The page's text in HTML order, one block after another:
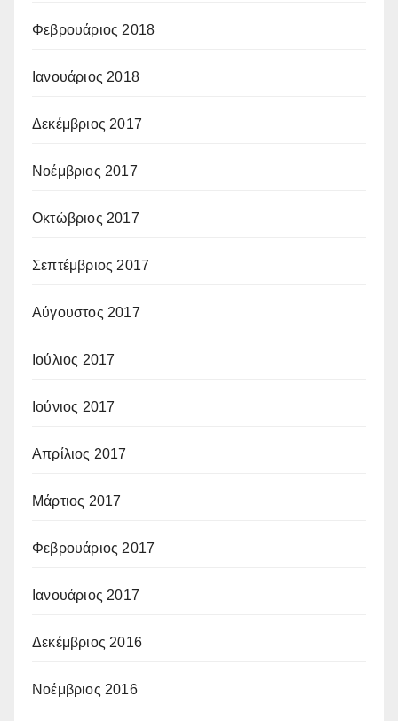
Φεβρουάριος 2018
Ιανουάριος 2018
Δεκέμβριος 2017
Νοέμβριος 2017
Οκτώβριος 2017
Σεπτέμβριος 2017
Αύγουστος 2017
Ιούλιος 2017
Ιούνιος 2017
Απρίλιος 2017
Μάρτιος 2017
Φεβρουάριος 2017
Ιανουάριος 2017
Δεκέμβριος 2016
Νοέμβριος 2016